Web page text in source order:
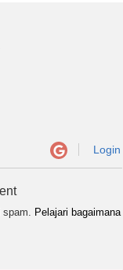
Login
spam. Pelajari bagaimana